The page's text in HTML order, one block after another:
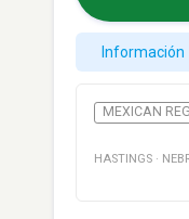
Información
MEXICAN
HASTINGS ·